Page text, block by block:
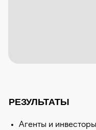
РЕЗУЛЬТАТЫ
Агенты и